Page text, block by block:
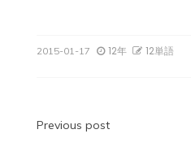
2015-01-17 12年 12単語
投
Previous post